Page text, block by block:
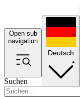
Open sub
navigation
Suchen
Deutsch